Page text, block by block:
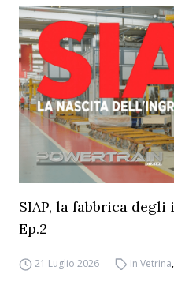
SIAP, la fabbrica
Ep.2
21 Luglio 2026 In Vetrina,